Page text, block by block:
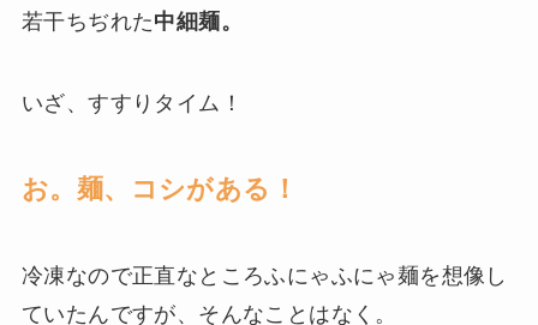
若干ちぢれた中細麺。
いざ、すすりタイム！
お。麺、コシがある！
冷凍なので正直なところふにゃふにゃ麺を想像し
ていたんですが、そんなことはなく。